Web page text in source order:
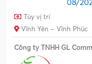
08/
Tùy vị trí
Vĩnh Yên – Vĩnh Phúc
Công ty TNHH GL